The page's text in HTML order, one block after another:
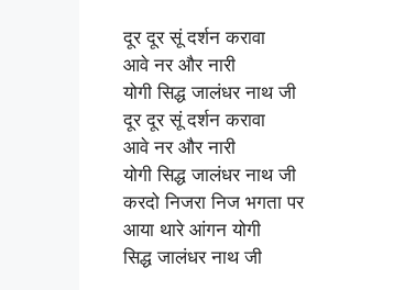
दूर दूर सूं दर्शन करावा
आवे नर और नारी
योगी सिद्ध जालंधर नाथ जी
दूर दूर सूं दर्शन करावा
आवे नर और नारी
योगी सिद्ध जालंधर नाथ जी
करदो निजरा निज भगता पर
आया थारे आंगन योगी
सिद्ध जालंधर नाथ जी